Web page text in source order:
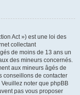
Act ») est une loi des
collectant
de moins de 13 ans un
des mineurs concernés.
aux mineurs âgés de
conseillons de contacter
noter que phpBB
pas vous proposer